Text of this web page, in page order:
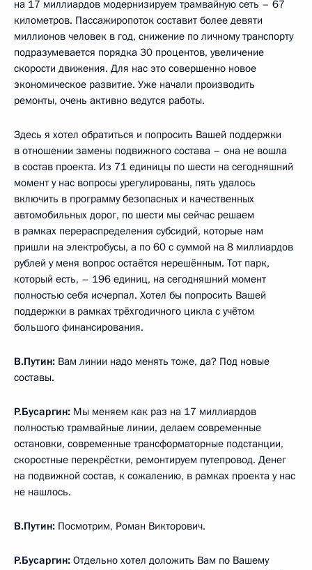
на 17 миллиардов модернизируем трамвайную сеть – 67
километров. Пассажиропоток составит более девяти
миллионов человек в год, снижение по личному транспорту
подразумевается порядка 30 процентов, увеличение
скорости движения. Для нас это совершенно новое
экономическое развитие. Уже начали производить
ремонты, очень активно ведутся работы.
Здесь я хотел обратиться и попросить Вашей поддержки
в отношении замены подвижного состава – она не вошла
в состав проекта. Из 71 единицы по шести на сегодняшний
момент у нас вопросы урегулированы, пять удалось
включить в программу безопасных и качественных
автомобильных дорог, по шести мы сейчас решаем
в рамках перераспределения субсидий, которые нам
пришли на электробусы, а по 60 с суммой на 8 миллиардов
рублей у меня вопрос остаётся нерешённым. Тот парк,
который есть, – 196 единиц, на сегодняшний момент
полностью себя исчерпал. Хотел бы попросить Вашей
поддержки в рамках трёхгодичного цикла с учётом
большого финансирования.
В.Путин: Вам линии надо менять тоже, да? Под новые
составы.
Р.Бусаргин: Мы меняем как раз на 17 миллиардов
полностью трамвайные линии, делаем современные
остановки, современные трансформаторные подстанции,
скоростные перекрёстки, ремонтируем путепровод. Денег
на подвижной состав, к сожалению, в рамках проекта у нас
не нашлось.
В.Путин: Посмотрим, Роман Викторович.
Р.Бусаргин: Отдельно хотел доложить Вам по Вашему